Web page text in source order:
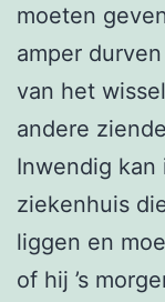
moeten
amper
van het
andere
Inwendig
ziekenhuis
liggen en
of hij ’s